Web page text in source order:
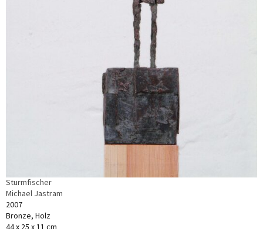
Sturmfischer
Michael Jastram
2007
Bronze, Holz
44 x 25 x 11 cm